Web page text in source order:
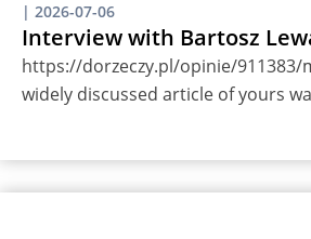
| 2026-07-06
Interview with Bartosz
https://dorzeczy.pl/opinie/911383/
widely discussed article of yours